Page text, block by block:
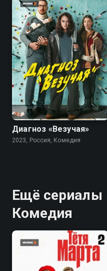
7.4
Диагноз «Везучая»
2023, Россия, Комедия
Ещё сериалы
Комедия